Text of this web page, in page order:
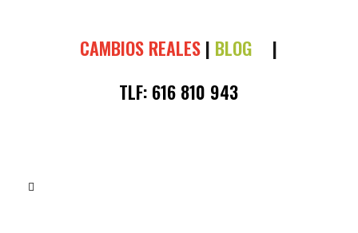
CAMBIOS REALES | BLOG
|
TLF: 616 810 943